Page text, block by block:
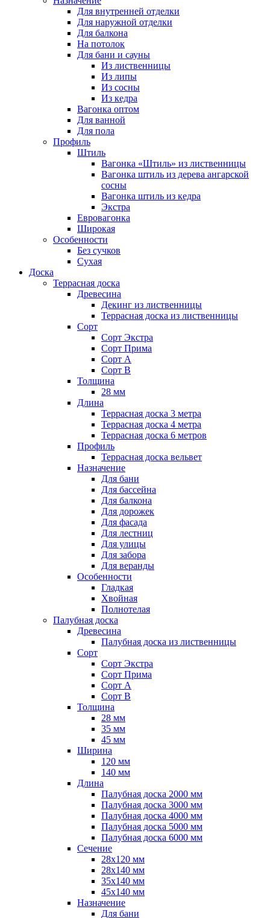
Для внутренней отделки
Для наружной отделки
Для балкона
На потолок
Для бани и сауны
Из лиственницы
Из липы
Из сосны
Из кедра
Вагонка оптом
Для ванной
Для пола
Профиль
Штиль
Вагонка «Штиль» из лиственницы
Вагонка штиль из дерева ангарской
сосны
Вагонка штиль из кедра
Экстра
Евровагонка
Широкая
Особенности
Без сучков
Сухая
Доска
Террасная доска
Древесина
Декинг из лиственницы
Террасная доска из лиственницы
Сорт
Сорт Экстра
Сорт Прима
Сорт А
Сорт В
Толщина
28 мм
Длина
Террасная доска 3 метра
Террасная доска 4 метра
Террасная доска 6 метров
Профиль
Террасная доска вельвет
Назначение
Для бани
Для бассейна
Для балкона
Для дорожек
Для фасада
Для лестниц
Для улицы
Для забора
Для веранды
Особенности
Гладкая
Хвойная
Полнотелая
Палубная доска
Древесина
Палубная доска из лиственницы
Сорт
Сорт Экстра
Сорт Прима
Сорт A
Сорт B
Толщина
28 мм
35 мм
45 мм
Ширина
120 мм
140 мм
Длина
Палубная доска 2000 мм
Палубная доска 3000 мм
Палубная доска 4000 мм
Палубная доска 5000 мм
Палубная доска 6000 мм
Сечение
28х120 мм
28х140 мм
35х140 мм
45х140 мм
Назначение
Для бани